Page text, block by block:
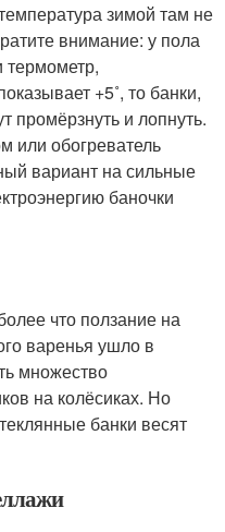
зимой там не
внимание: у пола
термометр,
+5˚, то банки,
промёрзнуть и лопнуть.
или обогреватель
вариант на сильные
баночки
что ползание на
варенья ушло в
множество
на колёсиках. Но
банки весят